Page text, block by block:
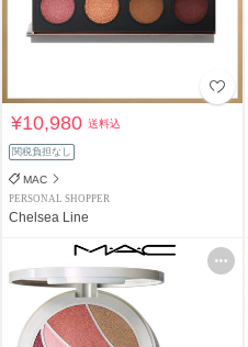
¥10,980送料込
関税負担なし
MAC
PERSONAL SHOPPER
Chelsea Line